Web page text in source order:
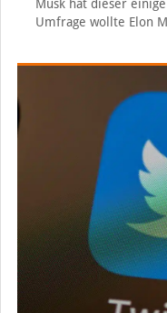
Musk hat dieser
Umfrage wollte Elon